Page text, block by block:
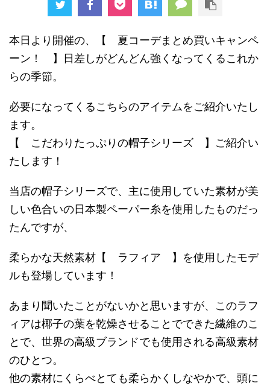
本日より開催の、【 夏コーデまとめ買いキャンペ
ーン！ 】日差しがどんどん強くなってくるこれか
らの季節。
必要になってくるこちらのアイテムをご紹介いたし
ます。
【 こだわりたっぷりの帽子シリーズ 】ご紹介い
たします！
当店の帽子シリーズで、主に使用していた素材が美
しい色合いの日本製ペーパー糸を使用したものだっ
たんですが、
柔らかな天然素材【 ラフィア 】を使用したモデ
ルも登場しています！
あまり聞いたことがないかと思いますが、このラフ
ィアは椰子の葉を乾燥させることでできた繊維のこ
とで、世界の高級ブランドでも使用される高級素材
のひとつ。
他の素材にくらべとても柔らかくしなやかで、頭に